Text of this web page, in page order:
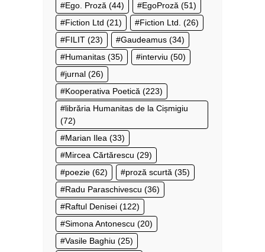
Ego. Proză (44) EgoProză (51)
Fiction Ltd (21) Fiction Ltd. (26)
FILIT (23) Gaudeamus (34)
Humanitas (35) interviu (50)
jurnal (26)
Kooperativa Poetică (223)
librăria Humanitas de la Cișmigiu
(72)
Marian Ilea (33)
Mircea Cărtărescu (29)
poezie (62) proză scurtă (35)
Radu Paraschivescu (36)
Raftul Denisei (122)
Simona Antonescu (20)
Vasile Baghiu (25)